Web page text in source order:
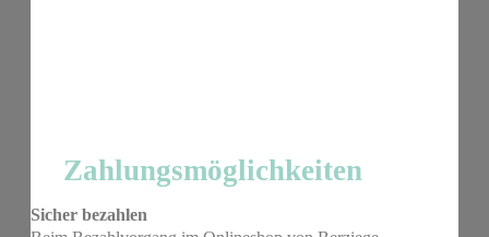
Zahlungsmöglichkeiten
Sicher bezahlen